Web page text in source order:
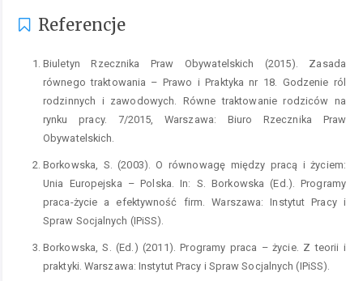
Referencje
Biuletyn Rzecznika Praw Obywatelskich (2015). Zasada
równego traktowania – Prawo i Praktyka nr 18. Godzenie ról
rodzinnych i zawodowych. Równe traktowanie rodziców na
rynku pracy. 7/2015, Warszawa: Biuro Rzecznika Praw
Obywatelskich.
Borkowska, S. (2003). O równowagę między pracą i życiem:
Unia Europejska – Polska. In: S. Borkowska (Ed.). Programy
praca-życie a efektywność firm. Warszawa: Instytut Pracy i
Spraw Socjalnych (IPiSS).
Borkowska, S. (Ed.) (2011). Programy praca – życie. Z teorii i
praktyki. Warszawa: Instytut Pracy i Spraw Socjalnych (IPiSS).